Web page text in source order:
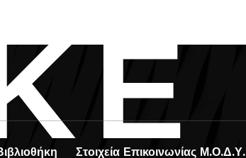
Ε
Στοιχεία Επικοινωνίας Μ.Ο.Δ.Υ.